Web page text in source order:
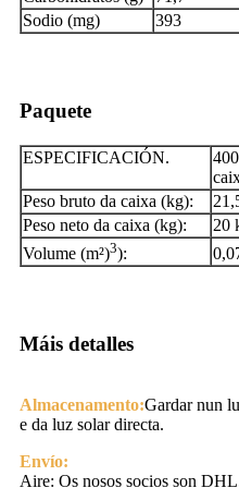
Sodio (mg)
393
Paquete
ESPECIFICACIÓN.
Peso bruto da caixa (kg):
Peso neto da caixa (kg):
20
Volume (m²)3):
Máis detalles
Almacenamento:Gardar nun
e da luz solar directa.
Envío:
Aire: Os nosos socios son